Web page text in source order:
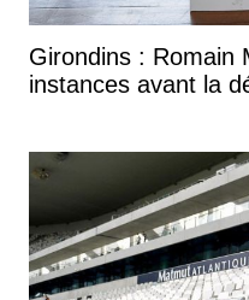
Girondins : Romain
instances avant la